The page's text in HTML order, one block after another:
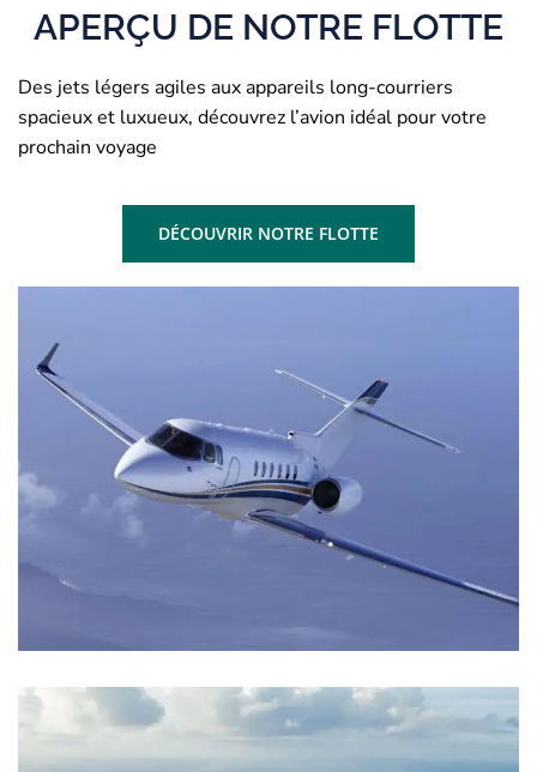
APERÇU DE NOTRE FLOTTE
Des jets légers agiles aux appareils long-courriers
spacieux et luxueux, découvrez l’avion idéal pour votre
prochain voyage
DÉCOUVRIR NOTRE FLOTTE